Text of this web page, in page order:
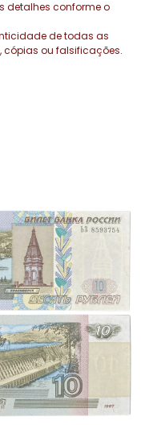
detalhes conforme o
de todas as
ou falsificações.